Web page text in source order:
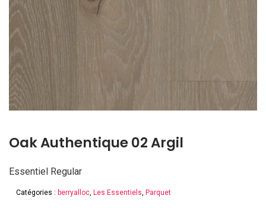
Oak Authentique 02 Argil
Essentiel Regular
Catégories : berryalloc Les Essentiels Parquet